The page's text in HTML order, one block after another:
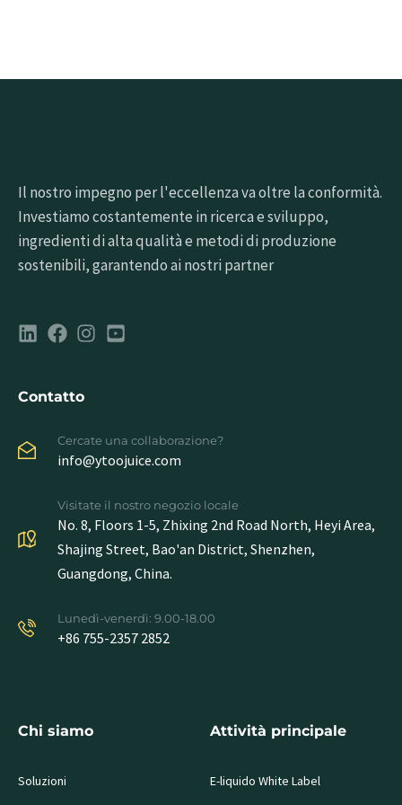
Il nostro impegno per l'eccellenza va oltre la conformità.
Investiamo costantemente in ricerca e sviluppo,
ingredienti di alta qualità e metodi di produzione
sostenibili, garantendo ai nostri partner
Contatto
Cercate una collaborazione?
info@ytoojuice.com
Visitate il nostro negozio locale
No. 8, Floors 1-5, Zhixing 2nd Road North, Heyi Area,
Shajing Street, Bao'an District, Shenzhen,
Guangdong, China.
Lunedì-venerdì: 9.00-18.00
+86 755-2357 2852
Chi siamo
Soluzioni
Attività principale
E-liquido White Label